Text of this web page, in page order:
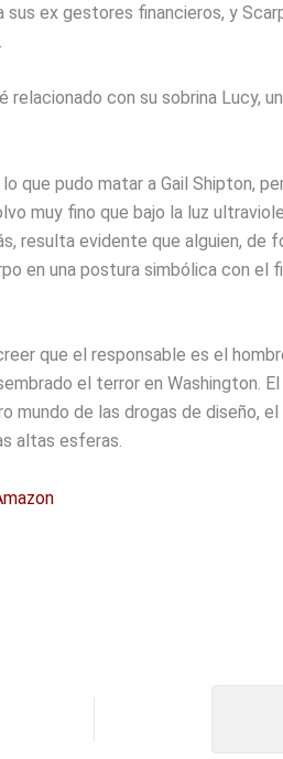
sus ex gestores financieros, y
con su sobrina Lucy,
que pudo matar a Gail Shipton,
muy fino que bajo la luz
resulta evidente que alguien, de
en una postura simbólica con el
que el responsable es el
el terror en Washington.
mundo de las drogas de diseño, el
altas esferas.